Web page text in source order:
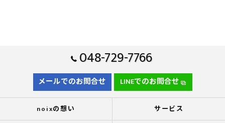
048-729-7766
メールでのお問合せ LINEでのお問合せ
noixの想い サービス